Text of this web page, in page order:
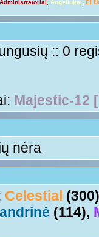
»Ir tave
naujais mokslo metais
aha
Administratoriai Angeliukai El
:: 0
Majestic-12
nėra
Celestial
(114),